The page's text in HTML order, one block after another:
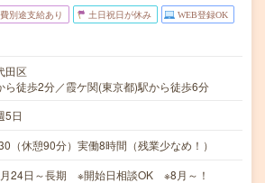
別途支給あり 土日祝日が休み WEB登録OK
田区
ら徒歩2分／霞ケ関(東京都)駅から徒歩6分
5日
（休憩90分）実働8時間（残業少なめ！）
24日～長期 ※開始日相談OK ※8月～！